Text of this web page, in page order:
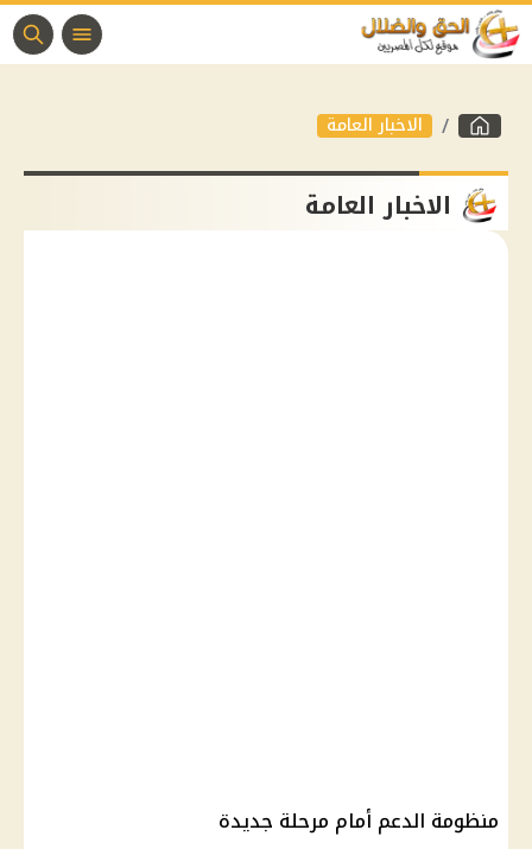
الاخبار العامة
الاخبار العامة
منظومة الدعم أمام مرحلة جديدة